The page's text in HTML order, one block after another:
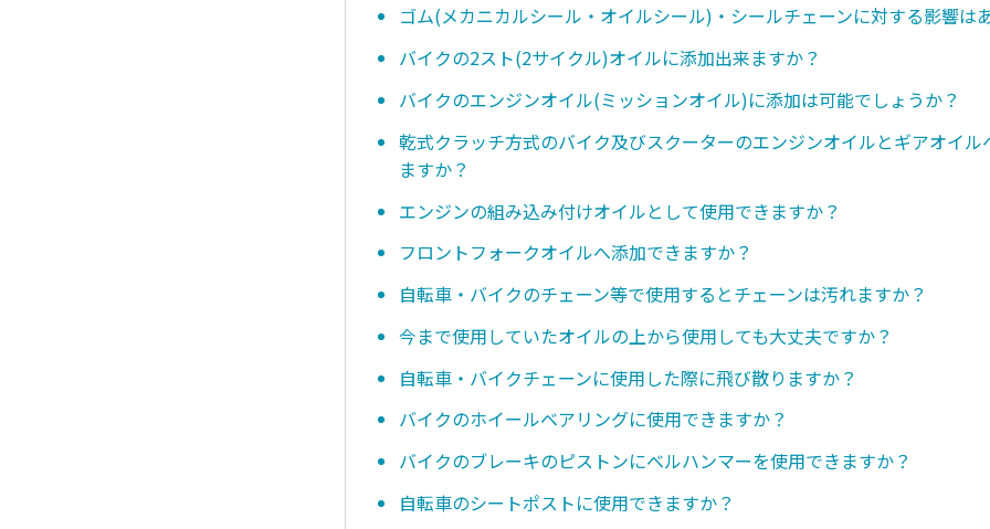
ゴム(メカニカルシール・オイルシール)・シールチェーンに対する影響は
バイクの2スト(2サイクル)オイルに添加出来ますか？
バイクのエンジンオイル(ミッションオイル)に添加は可能でしょうか？
乾式クラッチ方式のバイク及びスクーターのエンジンオイルとギアオイル
ますか？
エンジンの組み込み付けオイルとして使用できますか？
フロントフォークオイルへ添加できますか？
自転車・バイクのチェーン等で使用するとチェーンは汚れますか？
今まで使用していたオイルの上から使用しても大丈夫ですか？
自転車・バイクチェーンに使用した際に飛び散りますか？
バイクのホイールベアリングに使用できますか？
バイクのブレーキのピストンにベルハンマーを使用できますか？
自転車のシートポストに使用できますか？